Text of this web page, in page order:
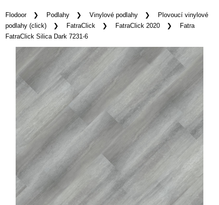
Flodoor Podlahy Vinylové podlahy
Plovoucí vinylové
podlahy (click)
FatraClick FatraClick 2020
Fatra
FatraClick Silica Dark 7231-6